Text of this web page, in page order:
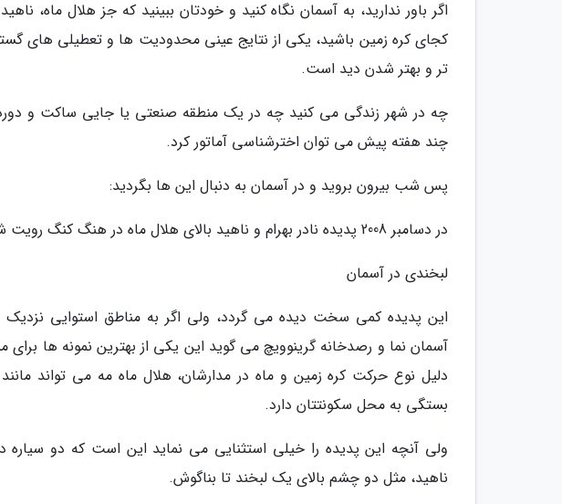
اگر باور ندارید، به آسمان نگاه کنید و خودتان ببینید که جز هلال ماه،
کجای کره زمین باشید، یکی از نتایج عینی محدودیت ها و تعطیلی های
تر و بهتر شدن دید است.
چه در شهر زندگی می کنید چه در یک منطقه صنعتی یا جایی ساکت و
چند هفته پیش می توان اخترشناسی آماتور کرد.
پس شب بیرون بروید و در آسمان به دنبال این ها بگردید:
در دسامبر 2008 پدیده نادر بهرام و ناهید بالای هلال ماه در هنگ کنگ رویت شد
لبخندی در آسمان
این پدیده کمی سخت دیده می گردد، ولی اگر به مناطق استوایی نزدیک
آسمان نما و رصدخانه گرینوویچ می گوید این یکی از بهترین نمونه ها
دلیل نوع حرکت کره زمین و ماه در مدارشان، هلال ماه مه می تواند
بستگی به محل سکونتتان دارد.
ولی آنچه این پدیده را خیلی استثنایی می نماید این است که دو سیاره
ناهید، مثل دو چشم بالای یک لبخند تا بناگوش.